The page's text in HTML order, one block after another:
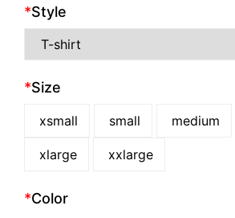
*Style
*Size
xsmall small medium
xlarge xxlarge
*Color